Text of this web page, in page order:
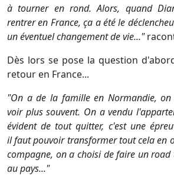
à tourner en rond. Alors, quand
rentrer en France, ça a été le
un éventuel changement de vie..."
Dès lors se pose la question
retour en France...
"On a de la famille en Normandie,
voir plus souvent. On a vendu
évident de tout quitter, c'est une
il faut pouvoir transformer tout cela en
compagne, on a choisi de faire un
au pays..."